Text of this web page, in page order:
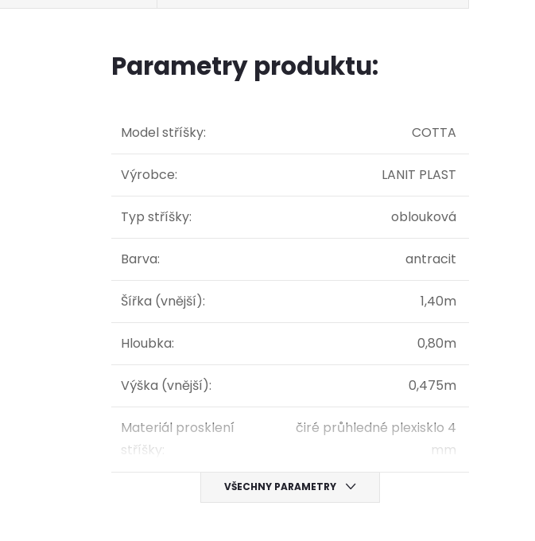
Parametry produktu:
Model stříšky: COTTA
Výrobce: LANIT PLAST
Typ stříšky: oblouková
Barva: antracit
Šířka (vnější): 1,40m
Hloubka: 0,80m
Výška (vnější): 0,475m
Materiál prosklení
stříšky:
čiré průhledné plexisklo 4
mm
VŠECHNY PARAMETRY